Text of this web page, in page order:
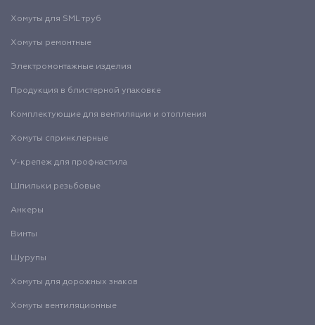
Хомуты для SML труб
Хомуты ремонтные
Электромонтажные изделия
Продукция в блистерной упаковке
Комплектующие для вентиляции и отопления
Хомуты спринклерные
V-крепеж для профнастила
Шпильки резьбовые
Анкеры
Винты
Шурупы
Хомуты для дорожных знаков
Хомуты вентиляционные